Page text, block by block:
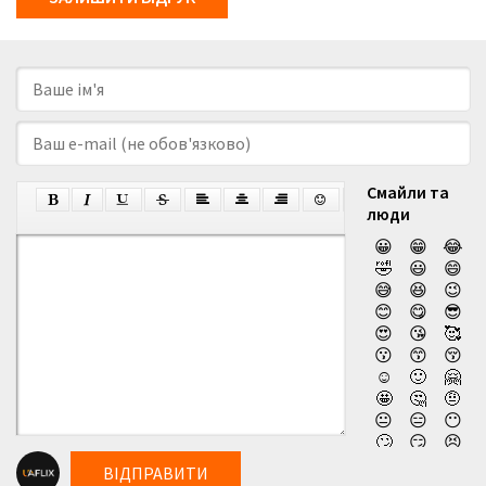
Смайли та
люди
😀
😁
😂
🤣
😃
😄
😅
😆
😉
😊
😋
😎
😍
😘
🥰
😗
😙
😚
☺️
🙂
🤗
🤩
🤔
🤨
😐
😑
😶
🙄
😏
😣
ВІДПРАВИТИ